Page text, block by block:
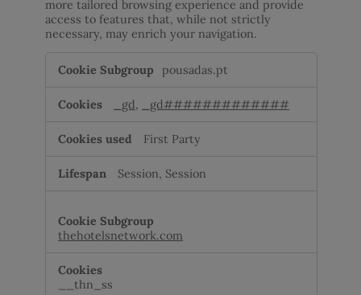
more tailored browsing experience and provide
access to features that, while not strictly
necessary, may enrich your navigation.
cookies
pousadas.pt
_gd, _gd#############
First Party
Session, Session
thehotelsnetwork.com
__thn_ss